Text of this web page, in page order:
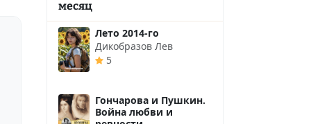
месяц
Лето 2014-го
Дикобразов Лев
5
Гончарова и Пушкин.
Война любви и